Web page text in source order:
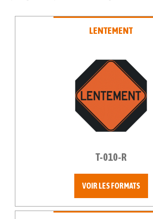
LENTEMENT
T-010-R
VOIR LES FORMATS